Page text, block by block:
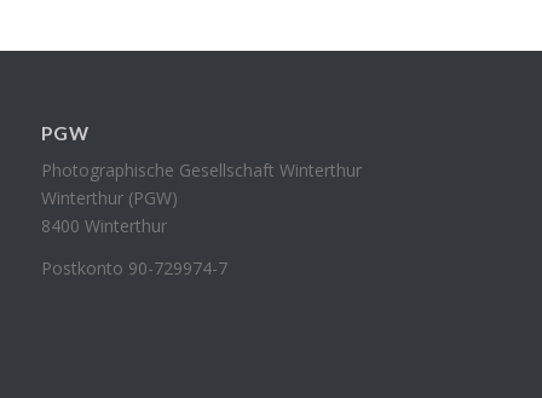
PGW
Photographische Gesellschaft Winterthur
Winterthur (PGW)
8400 Winterthur
Postkonto 90-729974-7